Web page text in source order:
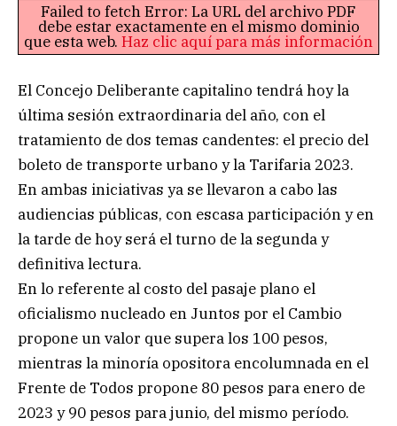
Failed to fetch Error: La URL del archivo PDF
debe estar exactamente en el mismo dominio
que esta web. Haz clic aquí para más información
El Concejo Deliberante capitalino tendrá hoy la
última sesión extraordinaria del año, con el
tratamiento de dos temas candentes: el precio del
boleto de transporte urbano y la Tarifaria 2023.
En ambas iniciativas ya se llevaron a cabo las
audiencias públicas, con escasa participación y en
la tarde de hoy será el turno de la segunda y
definitiva lectura.
En lo referente al costo del pasaje plano el
oficialismo nucleado en Juntos por el Cambio
propone un valor que supera los 100 pesos,
mientras la minoría opositora encolumnada en el
Frente de Todos propone 80 pesos para enero de
2023 y 90 pesos para junio, del mismo período.